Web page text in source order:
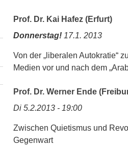
Prof. Dr. Kai Hafez (Erfurt)
Donnerstag!17.1. 2013
Von der „liberalen Autokratie“
Medien vor und nach dem
Prof. Dr. Werner Ende
Di 5.2.2013 - 19:00
Zwischen Quietismus und
Gegenwart